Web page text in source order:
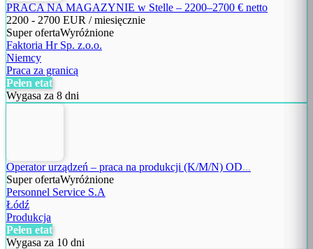
PRACA NA MAGAZYNIE w Stelle – 2200–2700 € netto
2200 - 2700 EUR / miesięcznie
Super ofertaWyróżnione
Faktoria Hr Sp. z.o.o.
Niemcy
Praca za granicą
Pełen etat
Wygasa za 8 dni
Operator urządzeń – praca na produkcji (K/M/N) OD...
Super ofertaWyróżnione
Personnel Service S.A
Łódź
Produkcja
Pełen etat
Wygasa za 10 dni